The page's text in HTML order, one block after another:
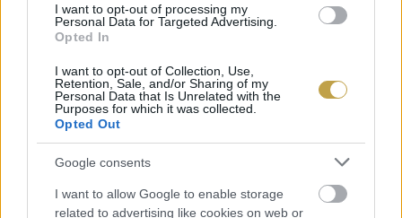
I want to opt-out of processing my
Personal Data for Targeted Advertising.
Opted In
I want to opt-out of Collection, Use,
Retention, Sale, and/or Sharing of my
Personal Data that Is Unrelated with the
Purposes for which it was collected.
Opted Out
Google consents
I want to allow Google to enable storage
related to advertising like cookies on web or
ízlelőbimbóinkat.
BELEKÓSTOLNI ZALÁBA